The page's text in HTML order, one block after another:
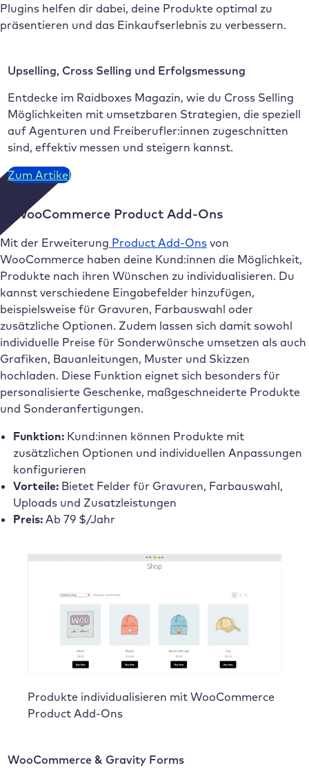
Plugins helfen dir dabei, deine Produkte optimal zu
präsentieren und das Einkaufserlebnis zu verbessern.
Upselling, Cross Selling und Erfolgsmessung
Entdecke im Raidboxes Magazin, wie du Cross Selling
Möglichkeiten mit umsetzbaren Strategien, die speziell
auf Agenturen und Freiberufler:innen zugeschnitten
sind, effektiv messen und steigern kannst.
Zum Artikel
9. WooCommerce Product Add-Ons
Mit der Erweiterung Product Add-Ons von
WooCommerce haben deine Kund:innen die Möglichkeit,
Produkte nach ihren Wünschen zu individualisieren. Du
kannst verschiedene Eingabefelder hinzufügen,
beispielsweise für Gravuren, Farbauswahl oder
zusätzliche Optionen. Zudem lassen sich damit sowohl
individuelle Preise für Sonderwünsche umsetzen als auch
Grafiken, Bauanleitungen, Muster und Skizzen
hochladen. Diese Funktion eignet sich besonders für
personalisierte Geschenke, maßgeschneiderte Produkte
und Sonderanfertigungen.
Funktion: Kund:innen können Produkte mit
zusätzlichen Optionen und individuellen Anpassungen
konfigurieren
Vorteile:Bietet Felder für Gravuren, Farbauswahl,
Uploads und Zusatzleistungen
Preis:Ab 79 $/Jahr
Produkte individualisieren mit WooCommerce
Product Add-Ons
WooCommerce & Gravity Forms